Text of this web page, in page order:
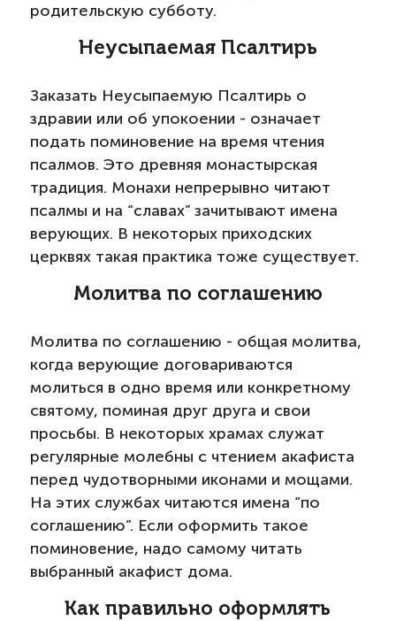
родительскую субботу.
Неусыпаемая Псалтирь
Заказать Неусыпаемую Псалтирь о
здравии или об упокоении - означает
подать поминовение на время чтения
псалмов. Это древняя монастырская
традиция. Монахи непрерывно читают
псалмы и на “славах” зачитывают имена
верующих. В некоторых приходских
церквях такая практика тоже существует.
Молитва по соглашению
Молитва по соглашению - общая молитва,
когда верующие договариваются
молиться в одно время или конкретному
святому, поминая друг друга и свои
просьбы. В некоторых храмах служат
регулярные молебны с чтением акафиста
перед чудотворными иконами и мощами.
На этих службах читаются имена “по
соглашению”. Если оформить такое
поминовение, надо самому читать
выбранный акафист дома.
Как правильно оформлять